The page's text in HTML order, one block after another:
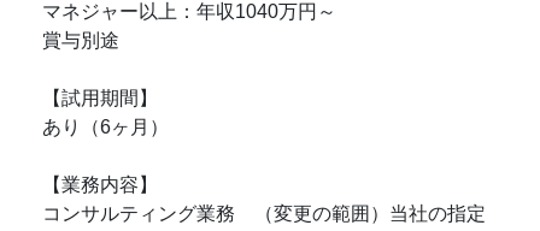
マネジャー以上：年収1040万円～
賞与別途
【試用期間】
あり（6ヶ月）
【業務内容】
コンサルティング業務 （変更の範囲）当社の指定